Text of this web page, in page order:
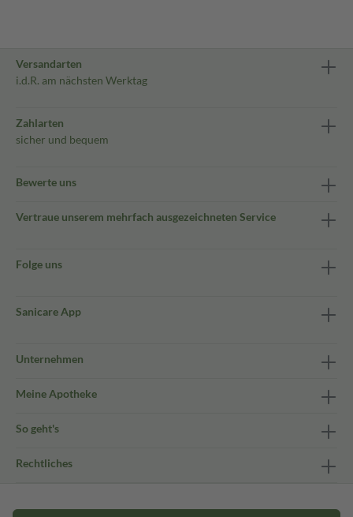
Versandarten
i.d.R. am nächsten Werktag
Zahlarten
sicher und bequem
Bewerte uns
Vertraue unserem mehrfach ausgezeichneten Service
Folge uns
Sanicare App
Unternehmen
Meine Apotheke
So geht's
Rechtliches